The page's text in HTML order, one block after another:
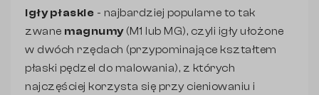
igły płaskie - najbardziej popularne to tak
zwane magnumy(M1 lub MG), czyli igły ułożone
w dwóch rzędach (przypominające kształtem
płaski pędzel do malowania), z których
najczęściej korzysta się przy cieniowaniu i